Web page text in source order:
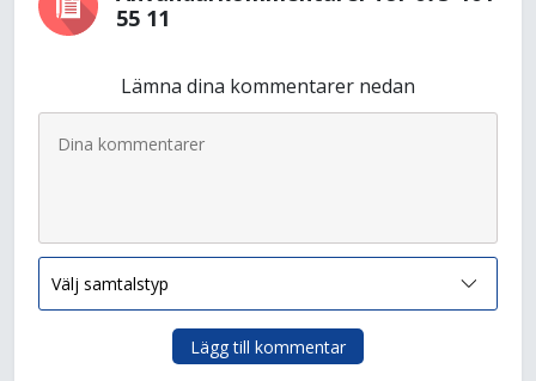
55 11
Lämna dina kommentarer nedan
Lägg till kommentar